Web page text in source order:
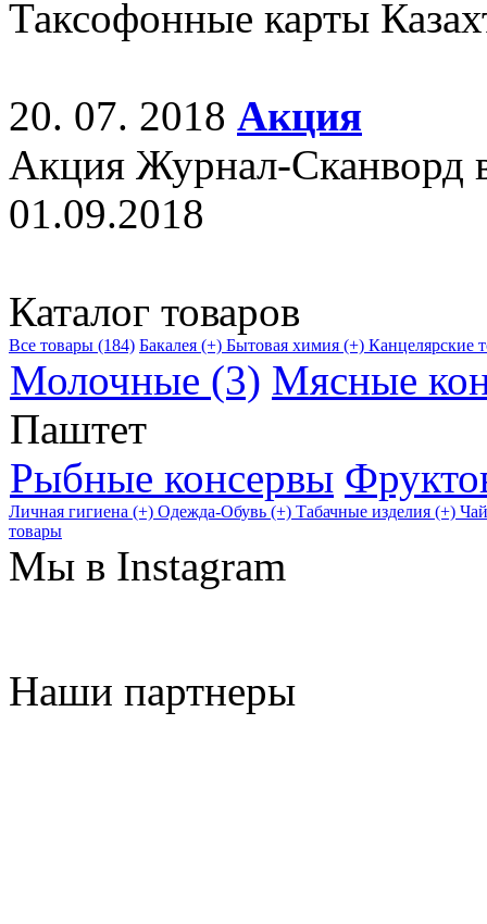
Таксофонные карты
20. 07. 2018 Акция
Акция Журнал-Сканворд
01.09.2018
Каталог товаров
Все товары (184) Бакалея (+) Бытовая химия (+) Канцелярские
Молочные (3) Мясные
Паштет
Рыбные консервы
Личная гигиена (+) Одежда-Обувь (+) Табачные изделия (+)
товары
Мы в Instagram
Наши партнеры